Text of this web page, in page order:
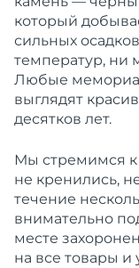
который
сильных
температур, ни
Любые
выглядят
десятков лет.
Мы стремимся
не кренились,
течение
внимательно
месте
на все товары и